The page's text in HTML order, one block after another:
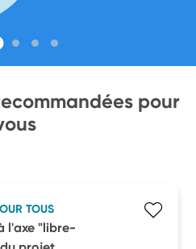
pour
TOUS
l'axe "libre-